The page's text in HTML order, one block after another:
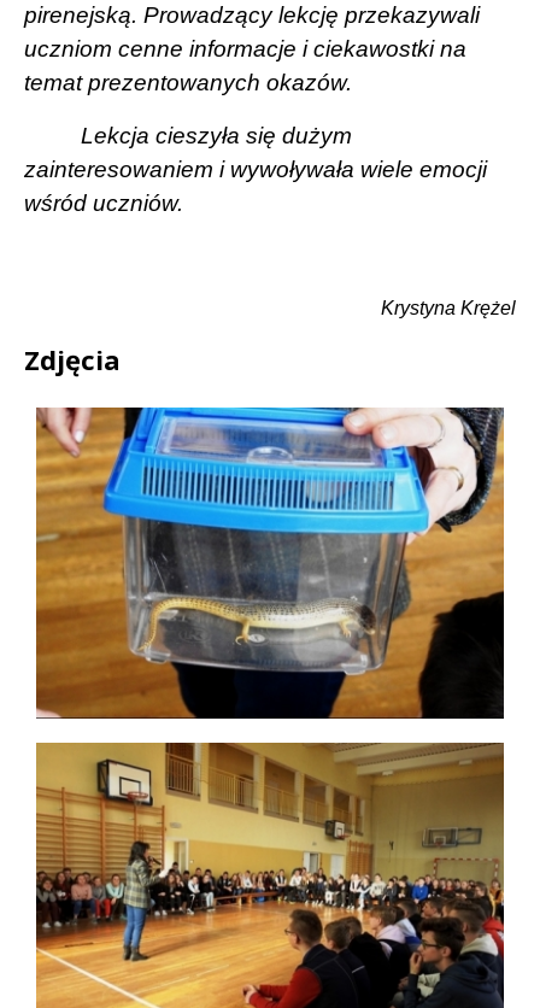
pirenejską. Prowadzący lekcję przekazywali
uczniom cenne informacje i ciekawostki na
temat prezentowanych okazów.
Lekcja cieszyła się dużym
zainteresowaniem i wywoływała wiele emocji
wśród uczniów.
Krystyna Krężel
Zdjęcia